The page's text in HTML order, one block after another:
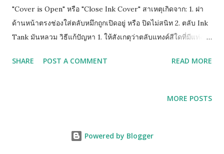
"Cover is Open" หรือ "Close Ink Cover" สาเหตุเกิดจาก: 1. ฝา
ด้านหน้าตรงช่องใส่ตลับหมึกถูกเปิดอยู่ หรือ ปิดไม่สนิท 2. ตลับ Ink
Tank มันหลวม วิธีแก้ปัญหา 1. ให้สังเกตุว่าตลับแทงค์สีใดที่มีแท่ง
ฐานตลับแทงค์สีนั้น 2. หากยังฟ้องคำสั่งเดิมให้ถอดตลับทั้งหมดออก
SHARE POST A COMMENT READ MORE
MORE POSTS
Powered by Blogger